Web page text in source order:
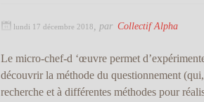
lundi 17 décembre 2018 par Collectif Alpha
Le micro-chef-d ‘œuvre permet
découvrir la méthode du questionnement
recherche et à différentes méthodes pour